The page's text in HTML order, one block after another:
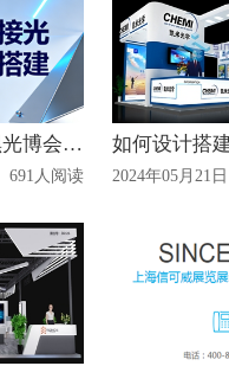
2026上海慕尼黑光博会信可威让展台搭建更省心
691人阅读
如何设计搭
2024年05月21日